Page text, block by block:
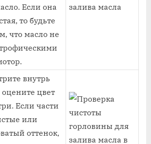
Если она
то будьте
что масло не
внутрь
цвет
Если части
или
оттенок,